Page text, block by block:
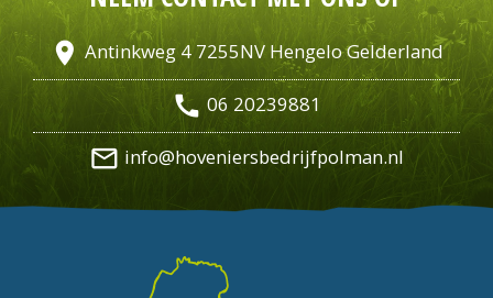
location_on Antinkweg 4 7255NV Hengelo Gelderland
call 06 20239881
mail_outline info@hoveniersbedrijfpolman.nl